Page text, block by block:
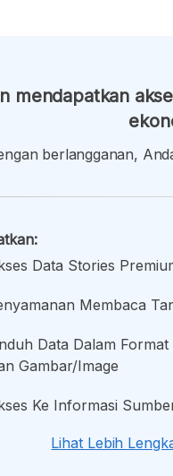
mendapatkan
berlangganan,
Data Stories
Membaca
Data Dalam Format
Gambar/image
Ke Informasi
Lihat Lebih